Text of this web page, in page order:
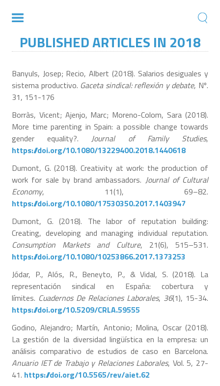
PUBLISHED ARTICLES IN 2018
Banyuls, Josep; Recio, Albert (2018). Salarios desiguales y
sistema productivo. Gaceta sindical: reflexión y debate, Nº.
31, 151-176
Borràs, Vicent; Ajenjo, Marc; Moreno-Colom, Sara (2018).
More time parenting in Spain: a possible change towards
gender equality?.Journal of Family Studies,
https://doi.org/10.1080/13229400.2018.1440618
Dumont, G. (2018). Creativity at work: the production of
work for sale by brand ambassadors. Journal of Cultural
Economy, 11(1), 69–82.
https://doi.org/10.1080/17530350.2017.1403947
Dumont, G. (2018). The labor of reputation building:
Creating, developing and managing individual reputation.
Consumption Markets and Culture, 21(6), 515–531.
https://doi.org/10.1080/10253866.2017.1373253
Jódar, P., Alós, R., Beneyto, P., & Vidal, S. (2018). La
representación sindical en España: cobertura y
límites. Cuadernos De Relaciones Laborales, 36(1), 15-34.
https://doi.org/10.5209/CRLA.59555
Godino, Alejandro; Martín, Antonio; Molina, Oscar (2018).
La gestión de la diversidad lingüística en la empresa: un
análisis comparativo de estudios de caso en Barcelona.
Anuario IET de Trabajo y Relaciones Laborales, Vol. 5, 27-
41. https://doi.org/10.5565/rev/aiet.62